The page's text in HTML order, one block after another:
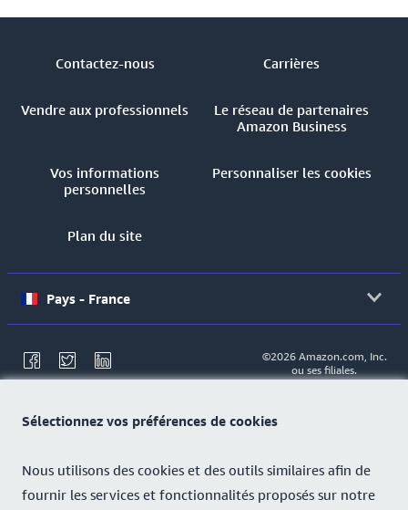
Sélectionnez vos préférences de cookies
Nous utilisons des cookies et des outils similaires afin de
fournir les services et fonctionnalités proposés sur notre
Contactez-nous Carrières
Vendre aux professionnels
Le réseau de partenaires
Amazon Business
Vos informations
personnelles
Personnaliser les cookies
Plan du site
Pays - France
©2026 Amazon.com, Inc.
ou ses filiales.